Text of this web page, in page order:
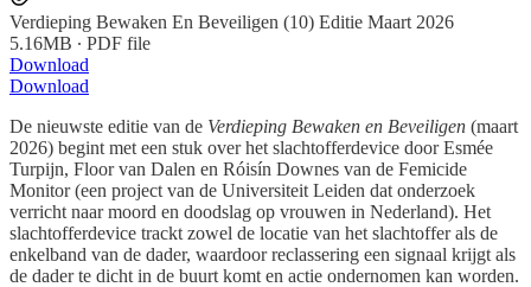
Verdieping Bewaken En Beveiligen (10) Editie Maart 2026
5.16MB ∙ PDF file
Download
Download
De nieuwste editie van de Verdieping Bewaken en Beveiligen (maart
2026) begint met een stuk over het slachtofferdevice door Esmée
Turpijn, Floor van Dalen en Róisín Downes van de Femicide
Monitor (een project van de Universiteit Leiden dat onderzoek
verricht naar moord en doodslag op vrouwen in Nederland). Het
slachtofferdevice trackt zowel de locatie van het slachtoffer als de
enkelband van de dader, waardoor reclassering een signaal krijgt als
de dader te dicht in de buurt komt en actie ondernomen kan worden.